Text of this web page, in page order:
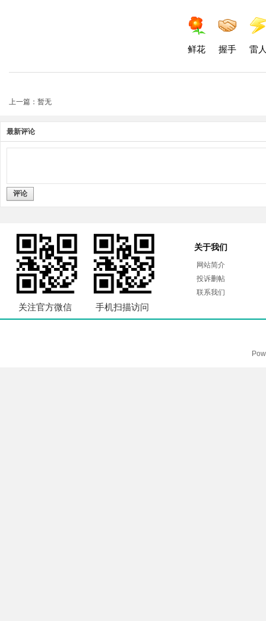
鲜花 握手 雷
上一篇：暂无
最新评论
评论
关注官方微信 手机扫描访问
关于我们
网站简介
投诉删帖
联系我们